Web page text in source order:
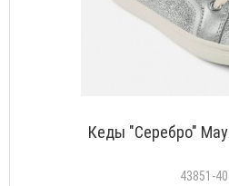
Кеды "Серебро"
43851-40